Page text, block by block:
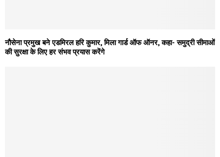
नौसेना प्रमुख बने एडमिरल हरि कुमार, मिला गार्ड ऑफ ऑनर, कहा- समुद्री सीमाओं
की सुरक्षा के लिए हर संभव प्रयास करेंगे